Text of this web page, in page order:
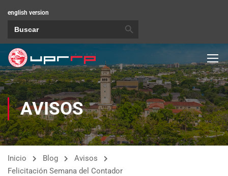
english version
AVISOS
Inicio Blog
Avisos
Felicitación Semana del Contador